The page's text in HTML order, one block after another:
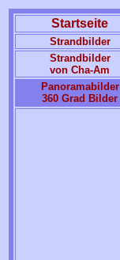
Startseite
Strandbilder
Strandbilder
von Cha-Am
Panoramabilder
360 Grad Bilder